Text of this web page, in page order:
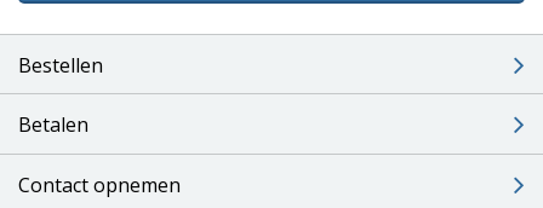
Bestellen
Betalen
Contact opnemen